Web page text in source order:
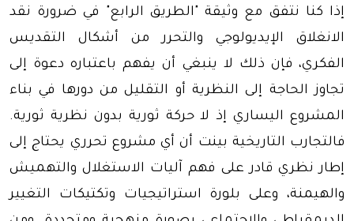
إذا كنا نتفق مع وثيقة "الطريق الرابع" في ضرورة نقد
الانغلاق الإيديولوجي والتحرر من أشكال التقديس
الفكري، فإن ذلك لا ينبغي أن يفهم باعتباره دعوة إلى
تجاوز الحاجة إلى النظرية أو التقليل من دورها في بناء
المشروع اليساري إذ لا حركة ثورية بدون نظرية ثورية.
فالتجارب التاريخية بينت أن أي مشروع تحرري يحتاج إلى
إطار نظري قادر على فهم آليات الاستغلال والتهميش
والهيمنة، وعلى بلورة استراتيجيات وتكتيكات التغيير